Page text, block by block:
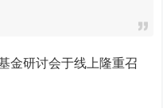
研讨会于线上隆重召